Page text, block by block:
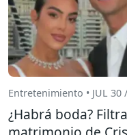
Entretenimiento • JUL 30
¿Habrá boda?